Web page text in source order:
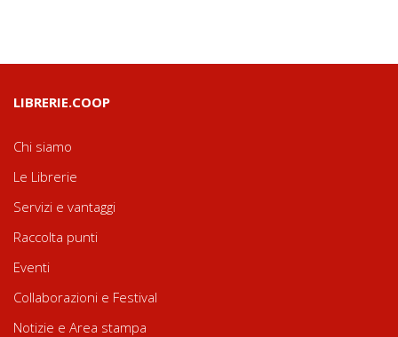
LIBRERIE.COOP
Chi siamo
Le Librerie
Servizi e vantaggi
Raccolta punti
Eventi
Collaborazioni e Festival
Notizie e Area stampa